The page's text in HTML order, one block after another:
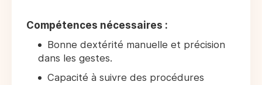
Compétences nécessaires :
Bonne dextérité manuelle et précision
dans les gestes.
Capacité à suivre des procédures